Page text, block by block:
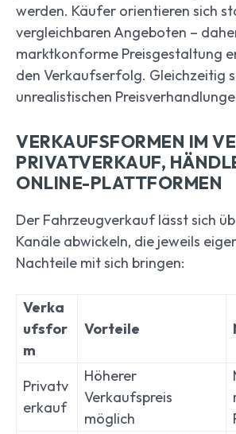
werden. Käufer orientieren sich
vergleichbaren Angeboten –
marktkonforme Preisgestaltung
den Verkaufserfolg. Gleichzeitig
unrealistischen
VERKAUFSFORMEN IM
PRIVATVERKAUF,
ONLINE-PLATTFORMEN
Der Fahrzeugverkauf lässt sich
Kanäle abwickeln, die jeweils
Nachteile mit sich bringen:
Verka
ufsfor
m
Vorteile
Privatv
erkauf
Höherer
Verkaufspreis
möglich